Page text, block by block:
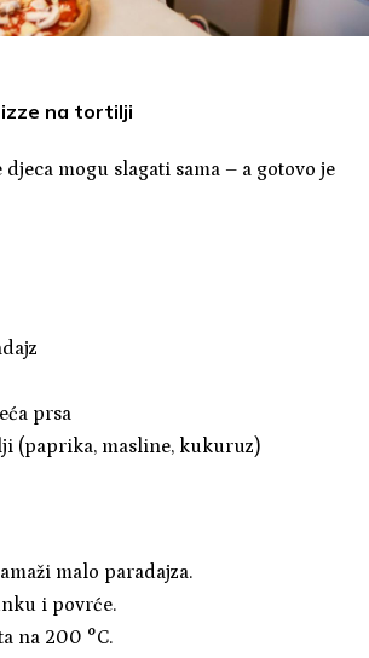
na tortilji
djeca mogu slagati sama – a gotovo je
prsa
(paprika, masline, kukuruz)
malo paradajza.
i povrće.
na 200 °C.